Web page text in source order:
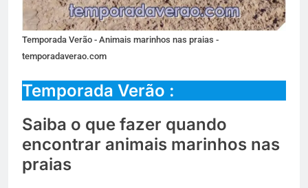
Temporada Verão - Animais marinhos nas praias -
temporadaverao.com
Temporada Verão :
Saiba o que fazer quando
encontrar animais marinhos nas
praias